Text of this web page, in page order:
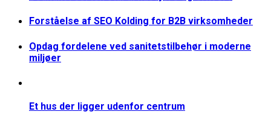
Forståelse af SEO Kolding for B2B virksomheder
Opdag fordelene ved sanitetstilbehør i moderne
miljøer
Et hus der ligger udenfor centrum